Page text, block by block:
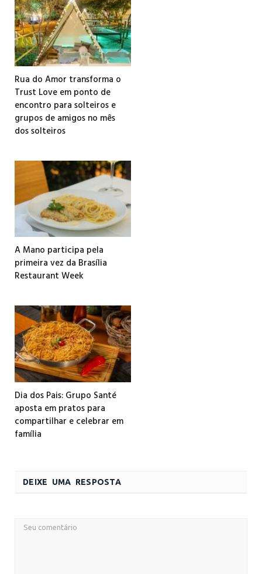
Rua do Amor transforma o
Trust Love em ponto de
encontro para solteiros e
grupos de amigos no mês
dos solteiros
A Mano participa pela
primeira vez da Brasília
Restaurant Week
Dia dos Pais: Grupo Santé
aposta em pratos para
compartilhar e celebrar em
família
DEIXE UMA RESPOSTA